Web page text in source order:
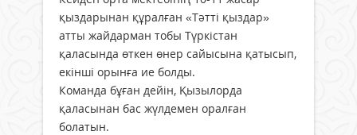
қыздарынан құралған «Тәтті қыздар»
атты жайдарман тобы Түркістан
қаласында өткен өнер сайысына қатысып,
екінші орынға ие болды.
Команда бұған дейін, Қызылорда
қаласынан бас жүлдемен оралған
болатын.